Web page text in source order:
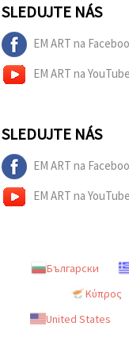
SLEDUJTE NÁS
EM ART na
EM ART na YouTube
SLEDUJTE NÁS
EM ART na
EM ART na YouTube
Български
Κύπρος
United States